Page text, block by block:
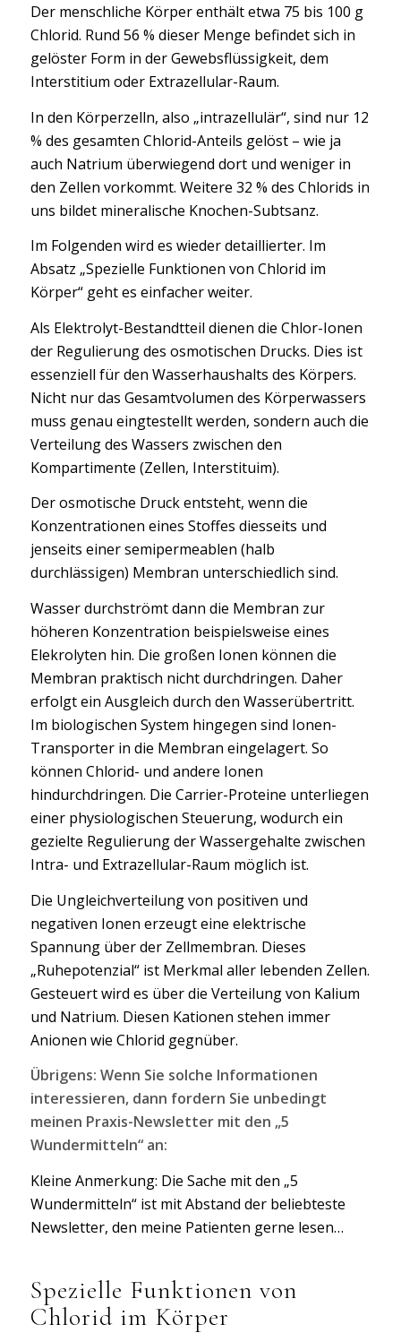
Der menschliche Körper enthält etwa 75 bis 100 g
Chlorid. Rund 56 % dieser Menge befindet sich in
gelöster Form in der Gewebsflüssigkeit, dem
Interstitium oder Extrazellular-Raum.
In den Körperzelln, also „intrazellulär“, sind nur 12
% des gesamten Chlorid-Anteils gelöst – wie ja
auch Natrium überwiegend dort und weniger in
den Zellen vorkommt. Weitere 32 % des Chlorids in
uns bildet mineralische Knochen-Subtsanz.
Im Folgenden wird es wieder detaillierter. Im
Absatz „Spezielle Funktionen von Chlorid im
Körper“ geht es einfacher weiter.
Als Elektrolyt-Bestandtteil dienen die Chlor-Ionen
der Regulierung des osmotischen Drucks. Dies ist
essenziell für den Wasserhaushalts des Körpers.
Nicht nur das Gesamtvolumen des Körperwassers
muss genau eingtestellt werden, sondern auch die
Verteilung des Wassers zwischen den
Kompartimente (Zellen, Interstituim).
Der osmotische Druck entsteht, wenn die
Konzentrationen eines Stoffes diesseits und
jenseits einer semipermeablen (halb
durchlässigen) Membran unterschiedlich sind.
Wasser durchströmt dann die Membran zur
höheren Konzentration beispielsweise eines
Elekrolyten hin. Die großen Ionen können die
Membran praktisch nicht durchdringen. Daher
erfolgt ein Ausgleich durch den Wasserübertritt.
Im biologischen System hingegen sind Ionen-
Transporter in die Membran eingelagert. So
können Chlorid- und andere Ionen
hindurchdringen. Die Carrier-Proteine unterliegen
einer physiologischen Steuerung, wodurch ein
gezielte Regulierung der Wassergehalte zwischen
Intra- und Extrazellular-Raum möglich ist.
Die Ungleichverteilung von positiven und
negativen Ionen erzeugt eine elektrische
Spannung über der Zellmembran. Dieses
„Ruhepotenzial“ ist Merkmal aller lebenden Zellen.
Gesteuert wird es über die Verteilung von Kalium
und Natrium. Diesen Kationen stehen immer
Anionen wie Chlorid gegnüber.
Übrigens: Wenn Sie solche Informationen
interessieren, dann fordern Sie unbedingt
meinen Praxis-Newsletter mit den „5
Wundermitteln“ an:
Kleine Anmerkung: Die Sache mit den „5
Wundermitteln“ ist mit Abstand der beliebteste
Newsletter, den meine Patienten gerne lesen…
Spezielle Funktionen von
Chlorid im Körper